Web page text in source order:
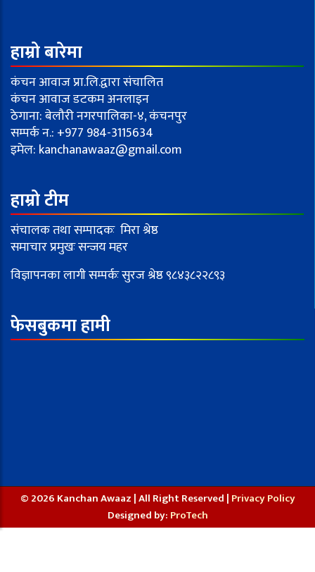
हाम्रो बारेमा
कंचन आवाज प्रा.लि.द्वारा संचालित
कंचन आवाज डटकम अनलाइन
ठेगाना: बेलौरी नगरपालिका-४, कंचनपुर
सम्पर्क न.: +977 984-3115634
इमेल: kanchanawaaz@gmail.com
हाम्रो टीम
संचालक तथा सम्पादकः मिरा श्रेष्ठ
समाचार प्रमुखः सन्जय महर
विज्ञापनका लागी सम्पर्कः सुरज श्रेष्ठ ९८४३८२२८९३
फेसबुकमा हामी
© 2026 Kanchan Awaaz | All Right Reserved | Privacy Policy
Designed by: ProTech